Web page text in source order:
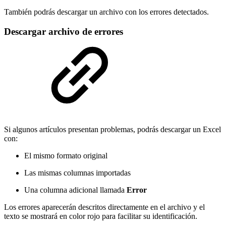
También podrás descargar un archivo con los errores detectados.
Descargar archivo de errores
Si algunos artículos presentan problemas, podrás descargar un Excel
con:
El mismo formato original
Las mismas columnas importadas
Una columna adicional llamada Error
Los errores aparecerán descritos directamente en el archivo y el
texto se mostrará en color rojo para facilitar su identificación.